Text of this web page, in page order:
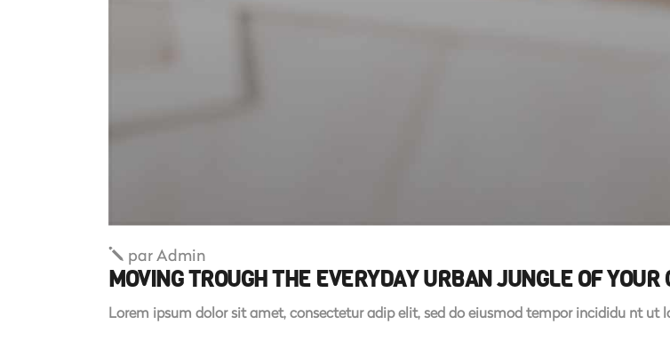
parAdmin
MOVING TROUGH THE EVERYDAY URBAN JUNGLE OF YOUR
Lorem ipsum dolor sit amet, consectetur adip elit, sed do eiusmod tempor incididu nt